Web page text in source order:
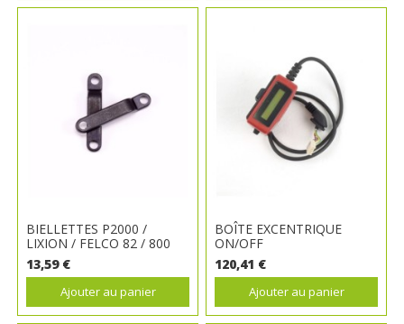
BIELLETTES P2000 /
LIXION / FELCO 82 / 800
13,59 €
Ajouter au panier
BOÎTE EXCENTRIQUE
ON/OFF
120,41 €
Ajouter au panier